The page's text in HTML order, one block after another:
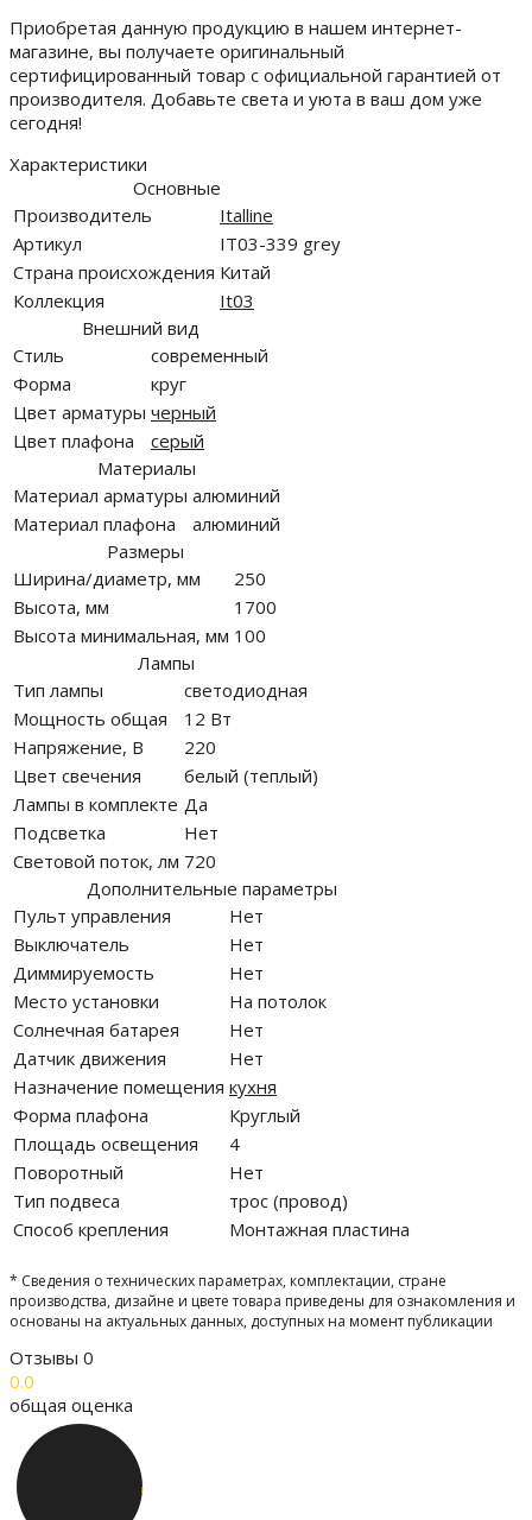
Приобретая данную продукцию в нашем интернет-
магазине, вы получаете оригинальный
сертифицированный товар с официальной гарантией от
производителя. Добавьте света и уюта в ваш дом уже
сегодня!
Характеристики
Основные
Производитель
Italline
Артикул
IT03-339 grey
Страна происхождения Китай
Коллекция
It03
Внешний вид
Стиль
современный
Форма
круг
Цвет арматуры черный
Цвет плафона
серый
Материалы
Материал арматуры алюминий
Материал плафона
алюминий
Размеры
Ширина/диаметр, мм
250
Высота, мм
1700
Высота минимальная, мм 100
Лампы
Тип лампы
светодиодная
Мощность общая
12 Вт
Напряжение, В
220
Цвет свечения
белый (теплый)
Лампы в комплекте Да
Подсветка
Нет
Световой поток, лм 720
Дополнительные параметры
Пульт управления
Нет
Выключатель
Нет
Диммируемость
Нет
Место установки
На потолок
Солнечная батарея
Нет
Датчик движения
Нет
Назначение помещения кухня
Форма плафона
Круглый
Площадь освещения
4
Поворотный
Нет
Тип подвеса
трос (провод)
Способ крепления
Монтажная пластина
* Сведения о технических параметрах, комплектации, стране
производства, дизайне и цвете товара приведены для ознакомления и
основаны на актуальных данных, доступных на момент публикации
Отзывы 0
0.0
общая оценка